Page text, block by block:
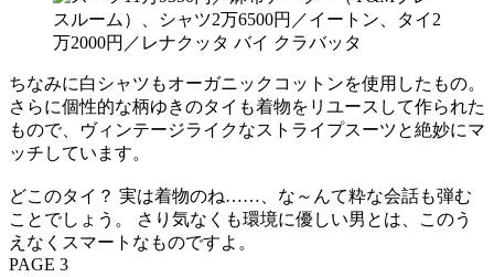
ちなみに白シャツもオーガニックコットンを使用したもの。
さらに個性的な柄ゆきのタイも着物をリユースして作られた
もので、ヴィンテージライクなストライプスーツと絶妙にマ
ッチしています。
どこのタイ？ 実は着物のね……、な～んて粋な会話も弾む
ことでしょう。 さり気なくも環境に優しい男とは、このう
えなくスマートなものですよ。
PAGE 3